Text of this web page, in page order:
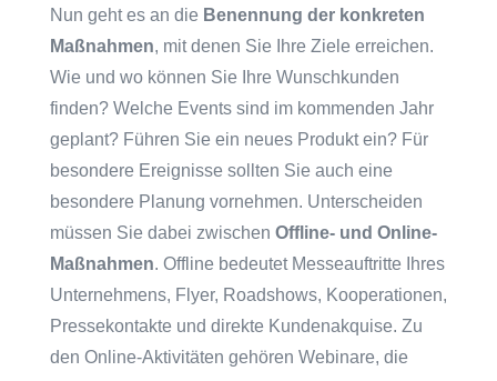
Nun geht es an die Benennung der konkreten
Maßnahmen, mit denen Sie Ihre Ziele erreichen.
Wie und wo können Sie Ihre Wunschkunden
finden? Welche Events sind im kommenden Jahr
geplant? Führen Sie ein neues Produkt ein? Für
besondere Ereignisse sollten Sie auch eine
besondere Planung vornehmen. Unterscheiden
müssen Sie dabei zwischen Offline- und Online-
Maßnahmen. Offline bedeutet Messeauftritte Ihres
Unternehmens, Flyer, Roadshows, Kooperationen,
Pressekontakte und direkte Kundenakquise. Zu
den Online-Aktivitäten gehören Webinare, die